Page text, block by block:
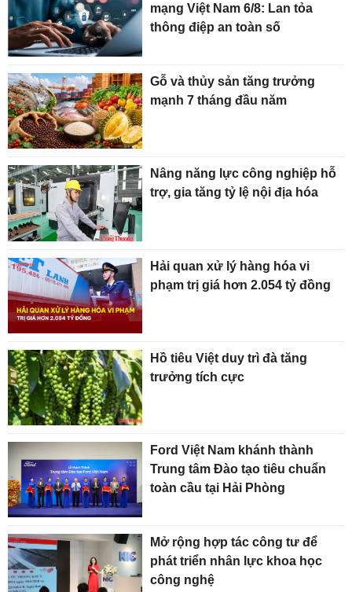
mạng Việt Nam 6/8: Lan tỏa
thông điệp an toàn số
Gỗ và thủy sản tăng trưởng
mạnh 7 tháng đầu năm
Nâng năng lực công nghiệp hỗ
trợ, gia tăng tỷ lệ nội địa hóa
Hải quan xử lý hàng hóa vi
phạm trị giá hơn 2.054 tỷ đồng
Hồ tiêu Việt duy trì đà tăng
trưởng tích cực
Ford Việt Nam khánh thành
Trung tâm Đào tạo tiêu chuẩn
toàn cầu tại Hải Phòng
Mở rộng hợp tác công tư để
phát triển nhân lực khoa học
công nghệ